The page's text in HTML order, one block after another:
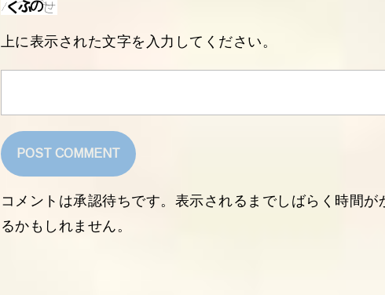
上に表示された文字を入力してください。
コメントは承認待ちです。表示されるまでしばらく時間が
るかもしれません。